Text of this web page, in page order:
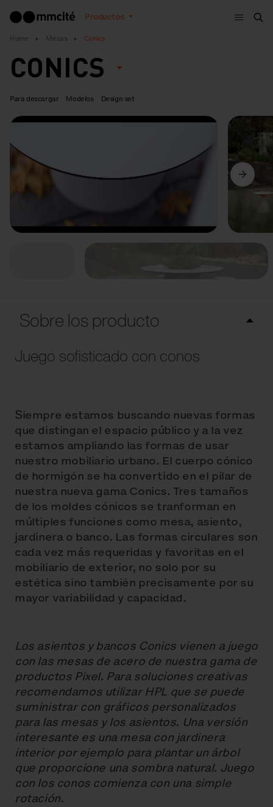
Productos
Menú
Home Mesas Conics
CONICS
Para descargar Modelos Design set
Sobre los producto
Juego sofisticado con conos
Siempre estamos buscando nuevas formas
que distingan el espacio público y a la vez
estamos ampliando las formas de usar
nuestro mobiliario urbano. El cuerpo cónico
de hormigón se ha convertido en el pilar de
nuestra nueva gama Conics. Tres tamaños
de los moldes cónicos se tranforman en
múltiples funciones como mesa, asiento,
jardinera o banco. Las formas circulares son
cada vez más requeridas y favoritas en el
mobiliario de exterior, no solo por su
estética sino también precisamente por su
mayor variabilidad y capacidad.
Los asientos y bancos Conics vienen a juego
con las mesas de acero de nuestra gama de
productos Pixel. Para soluciones creativas
recomendamos utilizar HPL que se puede
suministrar con gráficos personalizados
para las mesas y los asientos. Una versión
interesante es una mesa con jardinera
interior por ejemplo para plantar un árbol
que proporcione una sombra natural. Juego
con los conos comienza con una simple
rotación.